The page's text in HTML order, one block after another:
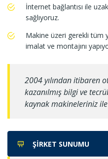
İnternet bağlantısı ile
sağlıyoruz.
Makine üzeri gerekli tüm
imalat ve montajını
2004 yılından itibaren
kazanılmış bilgi ve
kaynak makineleriniz
ŞIRKET SUNUMU